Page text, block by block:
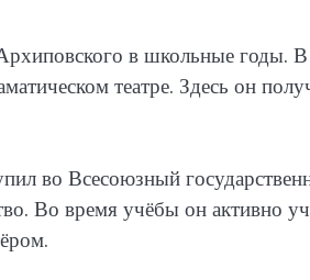
в школьные годы.
театре. Здесь он
во Всесоюзный
Во время учёбы он активно